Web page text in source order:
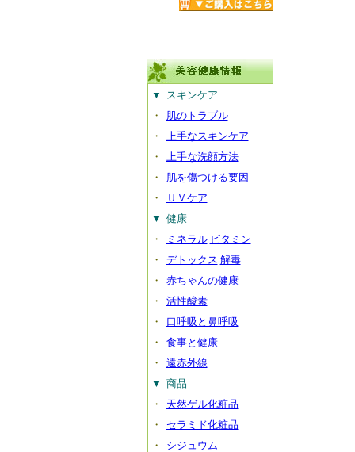
▼
スキンケア
・
肌のトラブル
・
上手なスキンケア
・
上手な洗顔方法
・
肌を傷つける要因
・
ＵＶケア
▼ 健康
・
ミネラル ビタミン
・
デトックス 解毒
・
赤ちゃんの健康
・
活性酸素
・
口呼吸と鼻呼吸
・
食事と健康
・
遠赤外線
▼ 商品
・
天然ゲル化粧品
・
セラミド化粧品
・
シジュウム